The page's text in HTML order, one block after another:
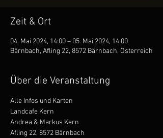
Zeit & Ort
04. Mai 2024, 14:00 – 05. Mai 2024, 14:00
Bärnbach, Afling 22, 8572 Bärnbach, Österreich
Über die Veranstaltung
Alle Infos und Karten
Landcafe Kern
Andrea & Markus Kern
Afling 22, 8572 Bärnbach